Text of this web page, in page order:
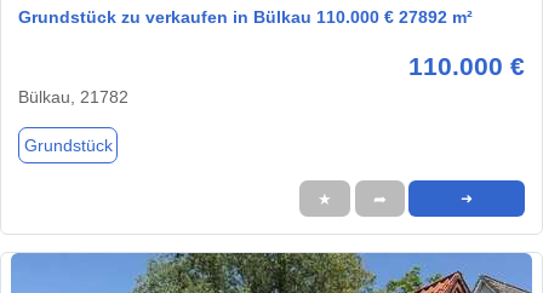
Grundstück zu verkaufen in Bülkau 110.000 € 27892 m²
110.000 €
Bülkau, 21782
Grundstück
★ ➦ ➜